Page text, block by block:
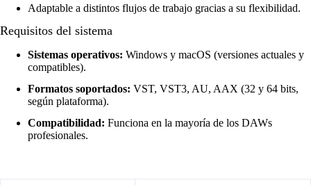
Adaptable a distintos flujos de trabajo gracias a su flexibilidad.
Requisitos del sistema
Sistemas operativos: Windows y macOS (versiones actuales y
compatibles).
Formatos soportados: VST, VST3, AU, AAX (32 y 64 bits,
según plataforma).
Compatibilidad: Funciona en la mayoría de los DAWs
profesionales.